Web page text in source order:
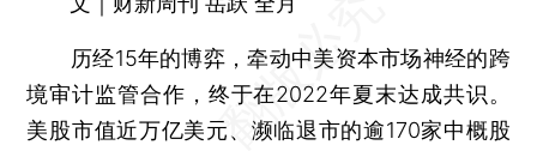
历经15年的博弈，牵动中美资本市场神经的跨
境审计监管合作，终于在2022年夏末达成共识。
美股市值近万亿美元、濒临退市的逾170家中概股